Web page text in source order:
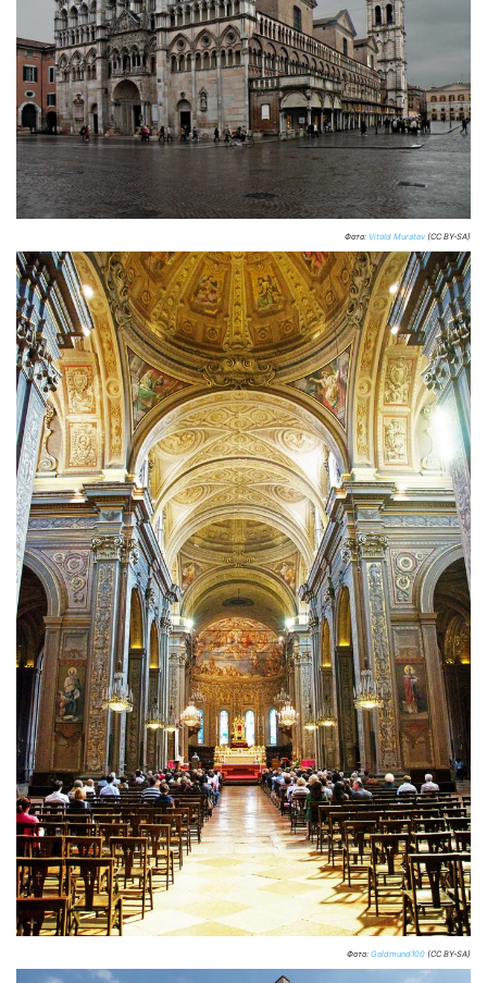
Фото: Vitold Muratov (CC BY-SA)
Фото: Goldmund100 (CC BY-SA)